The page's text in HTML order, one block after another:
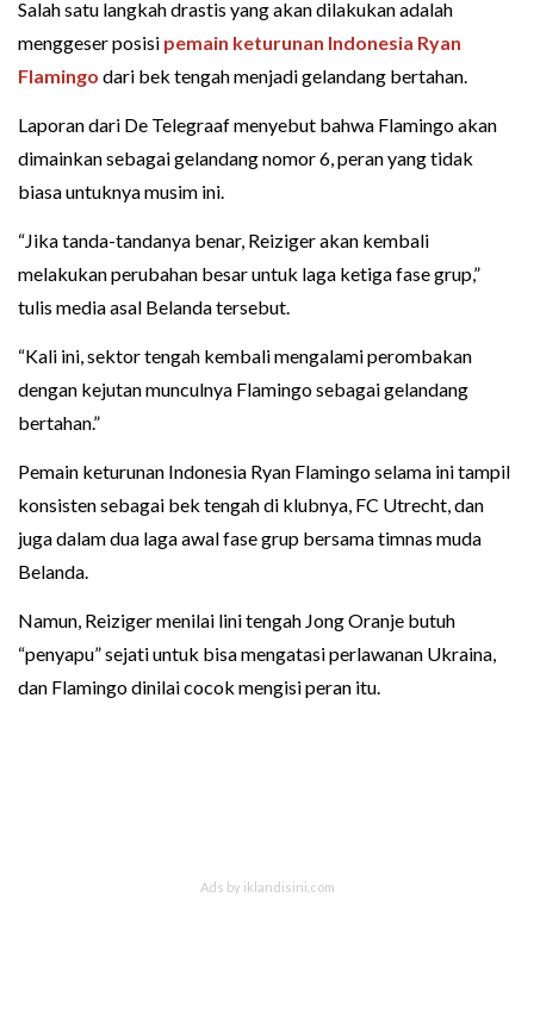
Salah satu langkah drastis yang akan dilakukan adalah
menggeser posisi pemain keturunan Indonesia Ryan
Flamingo dari bek tengah menjadi gelandang bertahan.
Laporan dari De Telegraaf menyebut bahwa Flamingo akan
dimainkan sebagai gelandang nomor 6, peran yang tidak
biasa untuknya musim ini.
“Jika tanda-tandanya benar, Reiziger akan kembali
melakukan perubahan besar untuk laga ketiga fase grup,”
tulis media asal Belanda tersebut.
“Kali ini, sektor tengah kembali mengalami perombakan
dengan kejutan munculnya Flamingo sebagai gelandang
bertahan.”
Pemain keturunan Indonesia Ryan Flamingo selama ini tampil
konsisten sebagai bek tengah di klubnya, FC Utrecht, dan
juga dalam dua laga awal fase grup bersama timnas muda
Belanda.
Namun, Reiziger menilai lini tengah Jong Oranje butuh
“penyapu” sejati untuk bisa mengatasi perlawanan Ukraina,
dan Flamingo dinilai cocok mengisi peran itu.